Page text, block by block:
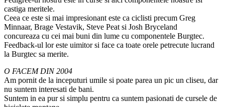
castiga meritele.
Ceea ce este si mai impresionant este ca ciclisti precum Greg
Minnaar, Brage Vestavik, Steve Peat si Josh Bryceland
concureaza cu cei mai buni din lume cu componentele Burgtec.
Feedback-ul lor este uimitor si face ca toate orele petrecute lucrand
la Burgtec sa merite.
O FACEM DIN 2004
Am pornit de la inceputuri umile si poate parea un pic un cliseu, dar
nu suntem interesati de bani.
Suntem in ea pur si simplu pentru ca suntem pasionati de cursele de